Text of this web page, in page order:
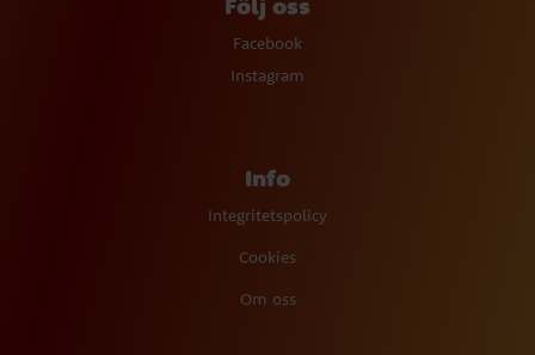
Facebook
Instagram
Info
Integritetspolicy
Cookies
Om oss